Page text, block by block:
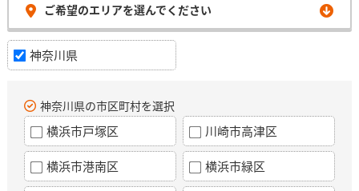
ご希望のエリアを選んでください
神奈川県
神奈川県の市区町村を選択
横浜市戸塚区 川崎市高津区
横浜市港南区 横浜市緑区